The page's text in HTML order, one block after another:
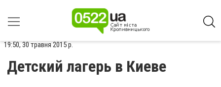
19:50, 30 травня 2015 р.
Детский лагерь в Киеве